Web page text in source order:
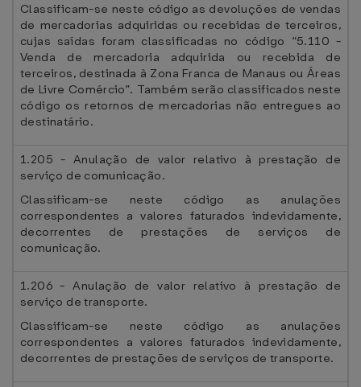
Classificam-se neste código as devoluções de vendas
de mercadorias adquiridas ou recebidas de terceiros,
cujas saídas foram classificadas no código “5.110 -
Venda de mercadoria adquirida ou recebida de
terceiros, destinada à Zona Franca de Manaus ou Áreas
de Livre Comércio”. Também serão classificados neste
código os retornos de mercadorias não entregues ao
destinatário.
1.205 - Anulação de valor relativo à prestação de
serviço de comunicação.
Classificam-se neste código as anulações
correspondentes a valores faturados indevidamente,
decorrentes de prestações de serviços de
comunicação.
1.206 - Anulação de valor relativo à prestação de
serviço de transporte.
Classificam-se neste código as anulações
correspondentes a valores faturados indevidamente,
decorrentes de prestações de serviços de transporte.